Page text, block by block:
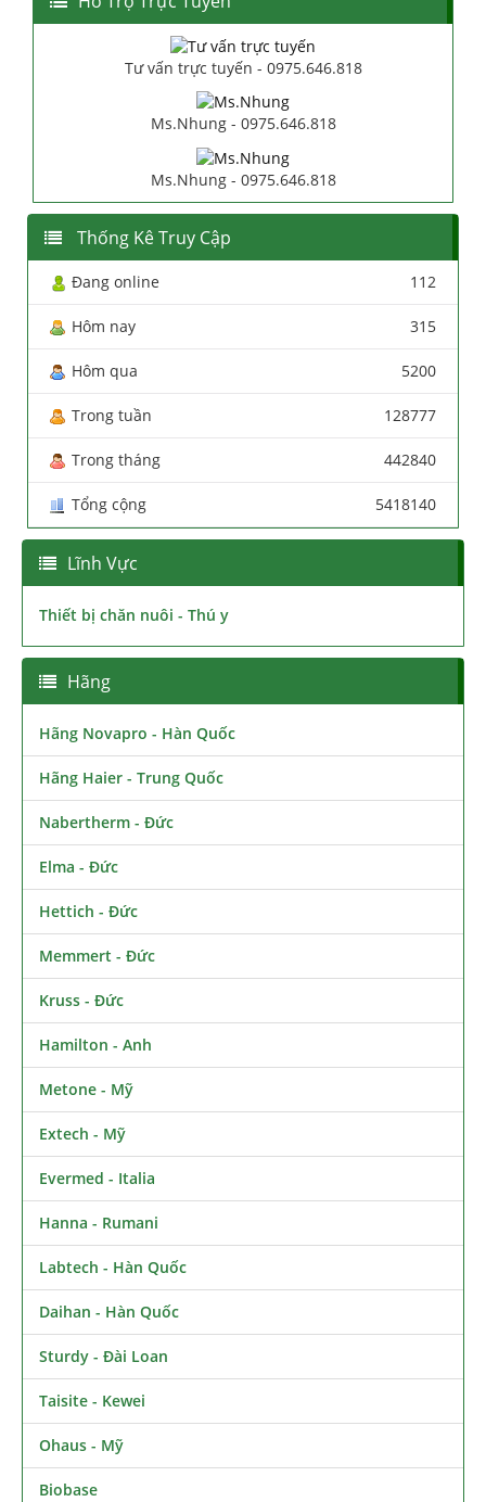
Tư vấn trực tuyến - 0975.646.818
Ms.Nhung - 0975.646.818
Ms.Nhung - 0975.646.818
Thống Kê Truy Cập
Đang online 112
Hôm nay 315
Hôm qua 5200
Trong tuần 128777
Trong tháng 442840
Tổng cộng 5418140
Lĩnh Vực
Thiết bị chăn nuôi - Thú y
Hãng
Hãng Novapro - Hàn Quốc
Hãng Haier - Trung Quốc
Nabertherm - Đức
Elma - Đức
Hettich - Đức
Memmert - Đức
Kruss - Đức
Hamilton - Anh
Metone - Mỹ
Extech - Mỹ
Evermed - Italia
Hanna - Rumani
Labtech - Hàn Quốc
Daihan - Hàn Quốc
Sturdy - Đài Loan
Taisite - Kewei
Ohaus - Mỹ
Biobase